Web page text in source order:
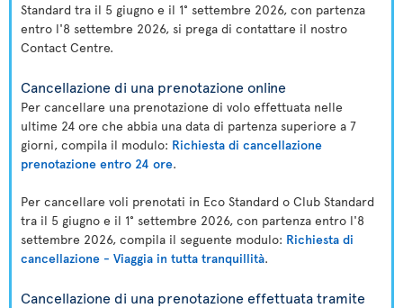
Standard tra il 5 giugno e il 1° settembre 2026, con partenza
entro l'8 settembre 2026, si prega di contattare il nostro
Contact Centre.
Cancellazione di una prenotazione online
Per cancellare una prenotazione di volo effettuata nelle
ultime 24 ore che abbia una data di partenza superiore a 7
giorni, compila il modulo: Richiesta di cancellazione
prenotazione entro 24 ore.
Per cancellare voli prenotati in Eco Standard o Club Standard
tra il 5 giugno e il 1° settembre 2026, con partenza entro l'8
settembre 2026, compila il seguente modulo: Richiesta di
cancellazione - Viaggia in tutta tranquillità.
Cancellazione di una prenotazione effettuata tramite